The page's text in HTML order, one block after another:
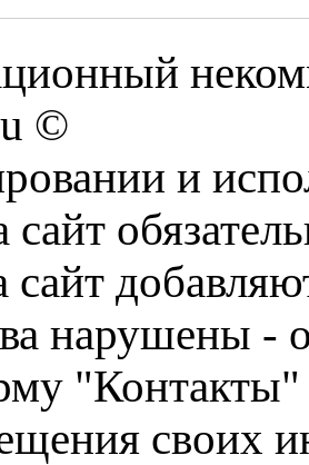
©
и
сайт
сайт
нарушены -
"Контакты"
своих